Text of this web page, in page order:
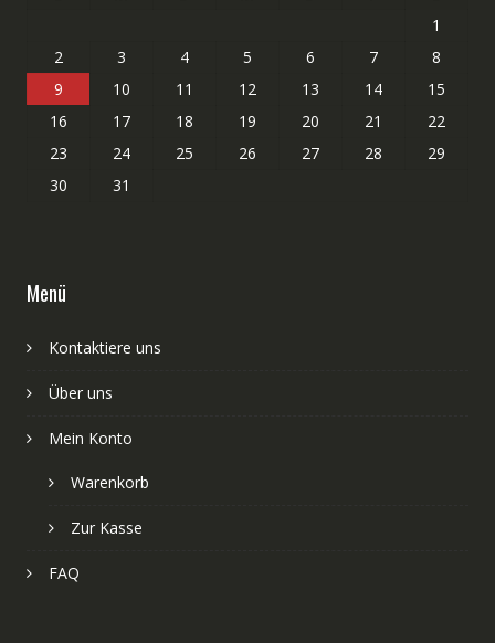
1
2
3 4 5 6 7
8
9
10 11 12 13 14
15
16
17 18 19 20 21
22
23
24 25 26 27 28
29
30
31
Menü
Kontaktiere uns
Über uns
Mein Konto
Warenkorb
Zur Kasse
FAQ